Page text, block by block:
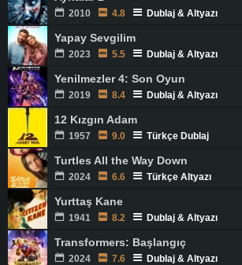
2010 4.8 Dublaj & Altyazı
Yapay Sevgilim
2023 5.5 Dublaj & Altyazı
Yenilmezler 4: Son Oyun
2019 8.4 Dublaj & Altyazı
12 Kızgın Adam
1957 9.0 Türkçe Dublaj
Turtles All the Way Down
2024 6.6 Türkçe Altyazı
Yurttaş Kane
1941 8.2 Dublaj & Altyazı
Transformers: Başlangıç
2024 7.6 Dublaj & Altyazı